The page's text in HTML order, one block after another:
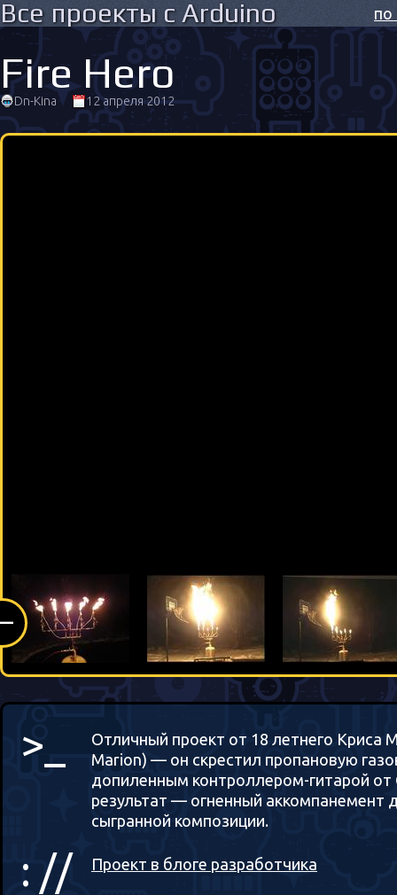
Все проекты с Arduino по
Fire Hero
Dn-Kina 12 апреля 2012
>_
Отличный проект от 18 летнего Криса
Marion) — он скрестил пропановую
допиленным контроллером-гитарой от
результат — огненный аккомпанемент
сыгранной композиции.
: // Проект в блоге разработчика